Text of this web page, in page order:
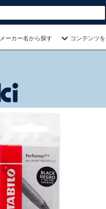
メーカー名から探す コンテンツ